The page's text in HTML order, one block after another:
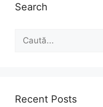
Search
Recent Posts